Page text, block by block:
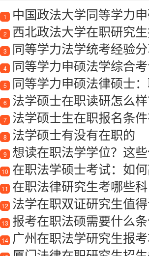
1 中国政法大学同等学力
2 西北政法大学在职研究
3 同等学力法学统考经验
4 同等学力申硕法学综合
5 同等学力申硕法律硕士
6 法学硕士在职读研怎么
7 法学硕士生在职报名条
8 法学硕士有没有在职的
9 想读在职法学学位？这
10 在职法学硕士考试：如
11 在职法律研究生考哪些
12 法学在职双证研究生值
13 报考在职法硕需要什么条
14 广州在职法学研究生报